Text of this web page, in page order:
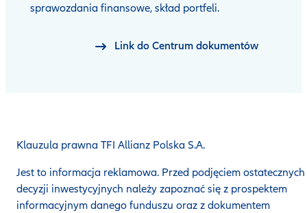
sprawozdania finansowe, skład portfeli.
Link do Centrum dokumentów
Klauzula prawna TFI Allianz Polska S.A.
Jest to informacja reklamowa. Przed podjęciem ostatecznych
decyzji inwestycyjnych należy zapoznać się z prospektem
informacyjnym danego funduszu oraz z dokumentem